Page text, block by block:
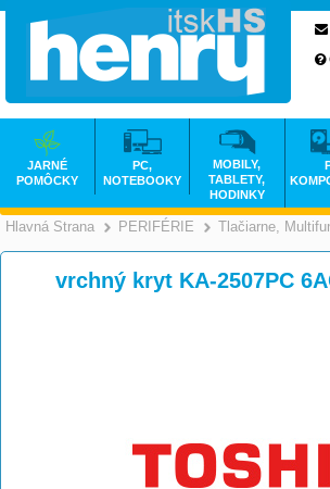
Hlavná Strana >
PERIFÉRIE Tlačiarne,
vrchný kryt KA-2507PC
JARNÉ
POMÔCKY
PC,
NOTEBOOKY
MOBILY,
TABLETY,
HODINKY